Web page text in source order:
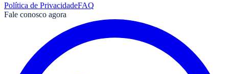
Política de PrivacidadeFAQ
Fale conosco agora